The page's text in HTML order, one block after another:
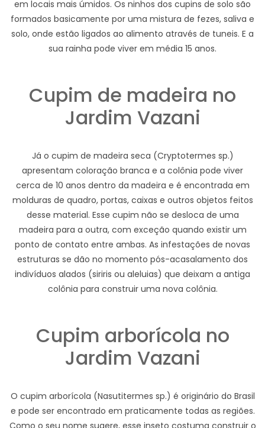
em locais mais úmidos. Os ninhos dos cupins de solo são
formados basicamente por uma mistura de fezes, saliva e
solo, onde estão ligados ao alimento através de tuneis. E a
sua rainha pode viver em média 15 anos.
Cupim de madeira no
Jardim Vazani
Já o cupim de madeira seca (Cryptotermes sp.)
apresentam coloração branca e a colônia pode viver
cerca de 10 anos dentro da madeira e é encontrada em
molduras de quadro, portas, caixas e outros objetos feitos
desse material. Esse cupim não se desloca de uma
madeira para a outra, com exceção quando existir um
ponto de contato entre ambas. As infestações de novas
estruturas se dão no momento pós-acasalamento dos
indivíduos alados (siriris ou aleluias) que deixam a antiga
colônia para construir uma nova colônia.
Cupim arborícola no
Jardim Vazani
O cupim arborícola (Nasutitermes sp.) é originário do Brasil
e pode ser encontrado em praticamente todas as regiões.
Como o seu nome sugere, esse inseto costuma construir o